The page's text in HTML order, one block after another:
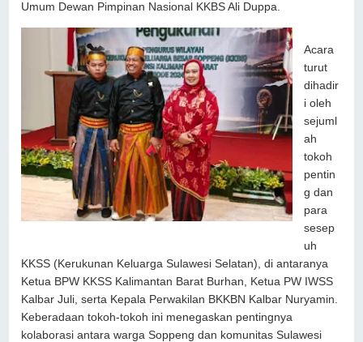
Umum Dewan Pimpinan Nasional KKBS Ali Duppa.
Acara
turut
dihadir
i oleh
sejuml
ah
tokoh
pentin
g dan
para
sesep
uh
KKSS (Kerukunan Keluarga Sulawesi Selatan), di antaranya
Ketua BPW KKSS Kalimantan Barat Burhan, Ketua PW IWSS
Kalbar Juli, serta Kepala Perwakilan BKKBN Kalbar Nuryamin.
Keberadaan tokoh-tokoh ini menegaskan pentingnya
kolaborasi antara warga Soppeng dan komunitas Sulawesi